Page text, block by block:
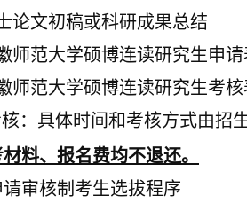
论文初稿或科研成果总结
师范大学硕博连读研究生申
师范大学硕博连读研究生考
：具体时间和考核方式由招
料、报名费均不退还。
请审核制考生选拔程序